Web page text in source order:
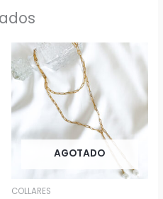
AGOTADO
COLLARES